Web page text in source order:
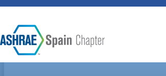
secretaria@spain-ashrae.org